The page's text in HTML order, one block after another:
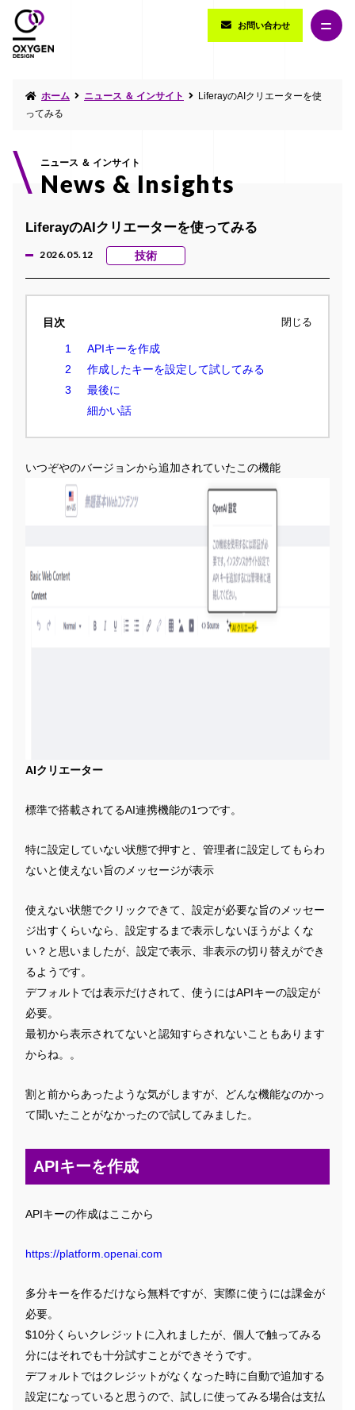
お問い合わせ
ホーム ニュース ＆ インサイト
LiferayのAIクリエーターを使
ってみる
ニュース ＆ インサイト
News & Insights
LiferayのAIクリエーターを使ってみる
2026.05.12 技術
目次 閉じる
APIキーを作成
作成したキーを設定して試してみる
最後に
細かい話
いつぞやのバージョンから追加されていたこの機能
AIクリエーター
標準で搭載されてるAI連携機能の1つです。
特に設定していない状態で押すと、管理者に設定してもらわ
ないと使えない旨のメッセージが表示
使えない状態でクリックできて、設定が必要な旨のメッセー
ジ出すくらいなら、設定するまで表示しないほうがよくな
い？と思いましたが、設定で表示、非表示の切り替えができ
るようです。
デフォルトでは表示だけされて、使うにはAPIキーの設定が
必要。
最初から表示されてないと認知すらされないこともあります
からね。。
割と前からあったような気がしますが、どんな機能なのかっ
て聞いたことがなかったので試してみました。
APIキーを作成
APIキーの作成はここから
https://platform.openai.com
多分キーを作るだけなら無料ですが、実際に使うには課金が
必要。
$10分くらいクレジットに入れましたが、個人で触ってみる
分にはそれでも十分試すことができそうです。
デフォルトではクレジットがなくなった時に自動で追加する
設定になっていると思うので、試しに使ってみる場合は支払